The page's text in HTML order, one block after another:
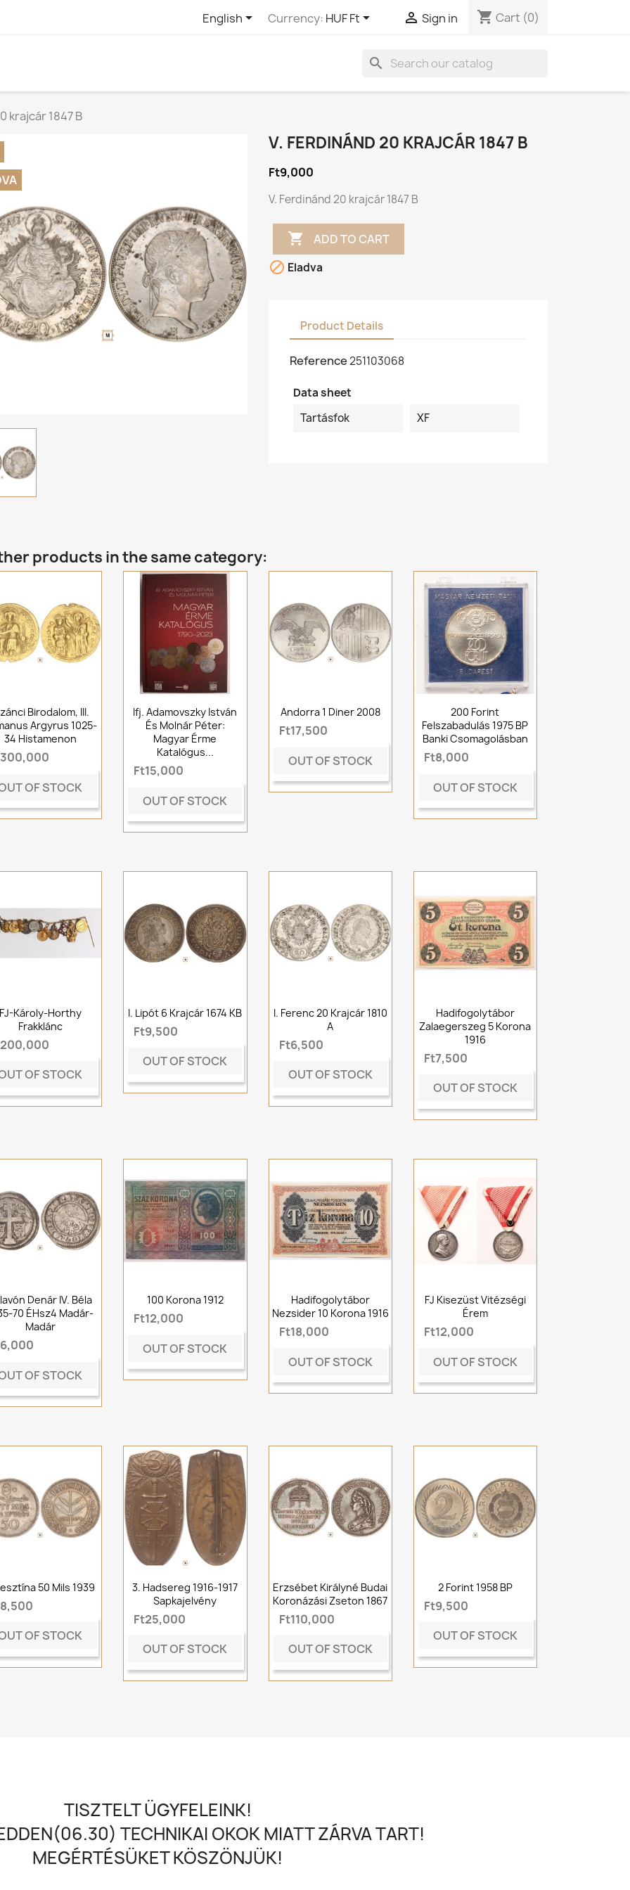
English Currency: HUF Ft  Sign in shopping_cart Cart (0)
search
krajcár 1847 B
V. FERDINÁND 20 KRAJCÁR 1847 B
Ft9,000
V. Ferdinánd 20 krajcár 1847 B
 ADD TO CART
 Eladva
Product Details
Reference251103068
Data sheet
Tartásfok
XF
products in the same category:
Birodalom, III.
Argyrus 1025-
34 Histamenon
OF STOCK
Ifj. Adamovszky István
És Molnár Péter:
Magyar Érme
Katalógus...
Ft15,000
OUT OF STOCK
Andorra 1 Diner 2008
Ft17,500
OUT OF STOCK
200 Forint
Felszabadulás 1975 BP
Banki Csomagolásban
Ft8,000
OUT OF STOCK
Károly-Horthy
Frakklánc
OF STOCK
I. Lipót 6 Krajcár 1674 KB
Ft9,500
OUT OF STOCK
I. Ferenc 20 Krajcár 1810
A
Ft6,500
OUT OF STOCK
Hadifogolytábor
Zalaegerszeg 5 Korona
1916
Ft7,500
OUT OF STOCK
Denár IV. Béla
70 ÉHsz4 Madár-
Madár
OF STOCK
100 Korona 1912
Ft12,000
OUT OF STOCK
Hadifogolytábor
Nezsider 10 Korona 1916
Ft18,000
OUT OF STOCK
FJ Kisezüst Vitézségi
Érem
Ft12,000
OUT OF STOCK
50 Mils 1939
OF STOCK
3. Hadsereg 1916-1917
Sapkajelvény
Ft25,000
OUT OF STOCK
Erzsébet Királyné Budai
Koronázási Zseton 1867
Ft110,000
OUT OF STOCK
2 Forint 1958 BP
Ft9,500
OUT OF STOCK
TISZTELT ÜGYFELEINK!
TECHNIKAI OKOK MIATT ZÁRVA TART!
MEGÉRTÉSÜKET KÖSZÖNJÜK!